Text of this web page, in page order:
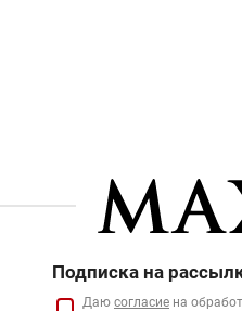
Подписка на
Даю согласие на